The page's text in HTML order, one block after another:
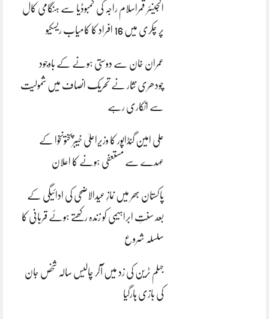
انجینئر قمراسلام راجہ کی کمبوڈیا سے ہنگامی کال
پر چکری میں 16 افراد کا کامیاب ریسکیو
عمران خان سے دوستی ہونے کے باوجود
چودھری نثار نے تحریک انصاف میں شمولیت
سے انکاری رہے
علی امین گنڈاپور کا وزیراعلیٰ خیبرپختونخوا کے
عہدے سے مستعفی ہونے کا اعلان
پاکستان بھر میں نمازِ عیدالاضحی کی ادائیگی کے
بعد سنتِ ابراہیمی کو زندہ رکھتے ہوئے قربانی کا
سلسلہ شروع
جہلم ٹرین کی زد میں آکر چالیس سالہ شخص جان
کی بازی ہارگیا